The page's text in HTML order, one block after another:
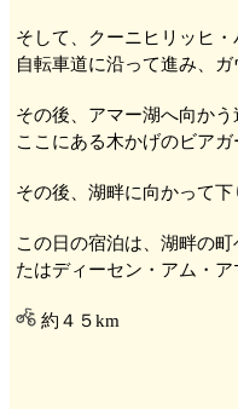
そして、クーニヒリッヒ
自転車道に沿って進み、
その後、アマー湖へ向かう
ここにある木かげのビアガ
その後、湖畔に向かって下
この日の宿泊は、湖畔の
たはディーセン・アム・
約４５km